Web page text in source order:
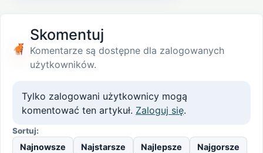
Skomentuj
Komentarze są dostępne dla zalogowanych
użytkowników.
Tylko zalogowani użytkownicy mogą
komentować ten artykuł. Zaloguj się.
Sortuj:
Najnowsze Najstarsze Najlepsze Najgorsze